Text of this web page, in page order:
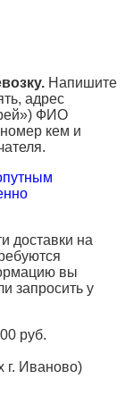
Напишите
адрес
ФИО
кем и
доставки на
вы
запросить у
руб.
г. Иваново)